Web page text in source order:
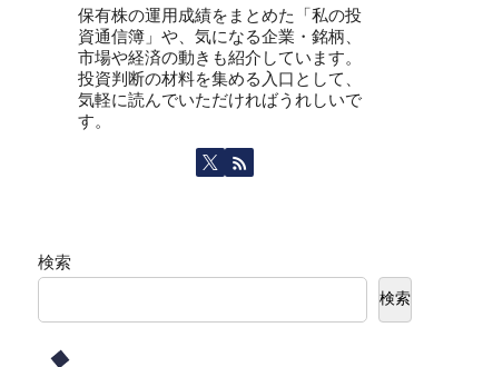
保有株の運用成績をまとめた「私の投
資通信簿」や、気になる企業・銘柄、
市場や経済の動きも紹介しています。
投資判断の材料を集める入口として、
気軽に読んでいただければうれしいで
す。
検索
検索